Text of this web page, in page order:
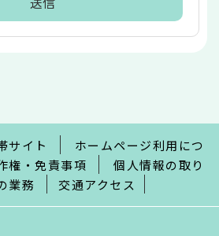
サイト
ホームページ利用につ
権・免責事項
個人情報の取り
業務 交通アクセス